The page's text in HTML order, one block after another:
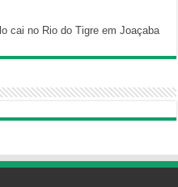
cai no Rio do Tigre em Joaçaba